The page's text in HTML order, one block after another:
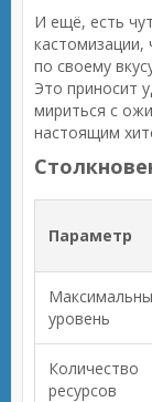
И ещё, есть
по своему
Это приносит
мириться с
настоящим
Параметр
уровень
Количество
ресурсов